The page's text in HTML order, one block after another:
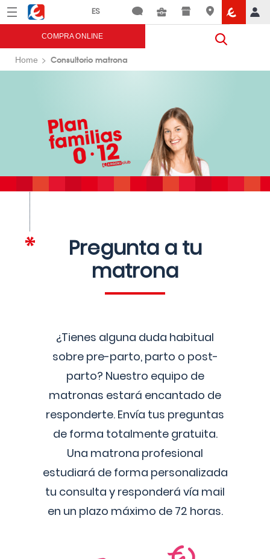
Menú Eroski
COMPRA ONLINE
Home Consultorio matrona
Pregunta a tu
matrona
¿Tienes alguna duda habitual
sobre pre-parto, parto o post-
parto? Nuestro equipo de
matronas estará encantado de
responderte. Envía tus preguntas
de forma totalmente gratuita.
Una matrona profesional
estudiará de forma personalizada
tu consulta y responderá vía mail
en un plazo máximo de 72 horas.